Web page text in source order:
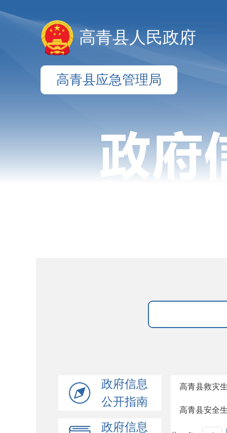
高青县人民政府
高青县应急管理局
政府信息
公开指南
政府信息
高青县救灾
高青县安全